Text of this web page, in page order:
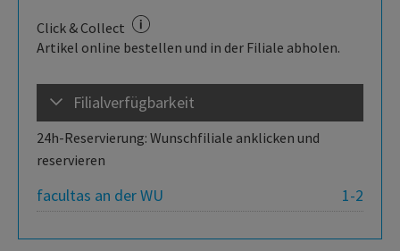
Click & Collect
Artikel online bestellen und in der Filiale abholen.
Filialverfügbarkeit
24h-Reservierung: Wunschfiliale anklicken und
reservieren
1-2
facultas an der WU